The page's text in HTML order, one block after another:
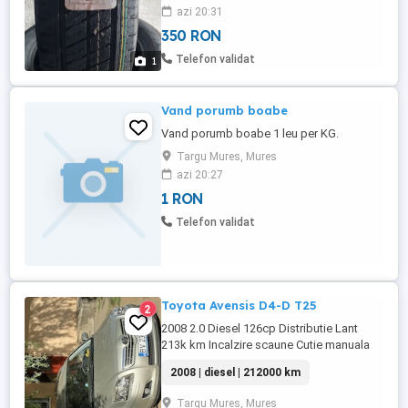
1
sunt noi Dot 2026 Pret 350lei/buc Mai
multe detalii telefonic 0752 700 446
azi 20:31
350 RON
Telefon validat
Vand porumb boabe
Vand porumb boabe 1 leu per KG.
Targu Mures, Mures
azi 20:27
1 RON
Telefon validat
2 Toyota Avensis D4-D T25
2008 2.0 Diesel 126cp Distributie Lant
213k km Incalzire scaune Cutie manuala
rabatabile electric incalzite Geamuri
electrice Jante aliaj - anvelope iarna
2008 | diesel | 212000 km
Targu Mures, Mures